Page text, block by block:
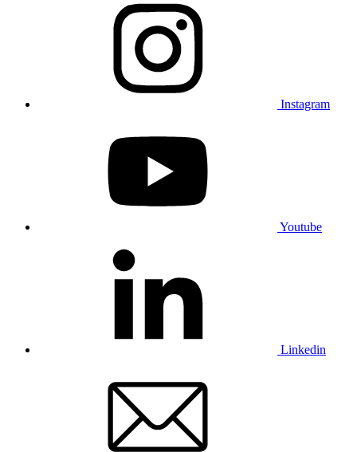
Instagram
Youtube
Linkedin